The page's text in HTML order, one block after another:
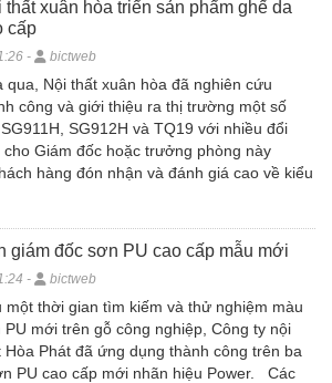
thất xuân hòa triển sản phẩm ghế da
cấp
- bictweb
qua, Nội thất xuân hòa đã nghiên cứu
công và giới thiệu ra thị trường một số
SG912H và TQ19 với nhiều đổi
Giám đốc hoặc trưởng phòng này
hàng đón nhận và đánh giá cao về kiểu
giám đốc sơn PU cao cấp mẫu mới
- bictweb
một thời gian tìm kiếm và thử nghiệm màu
PU mới trên gỗ công nghiệp, Công ty nội
Hòa Phát đã ứng dụng thành công trên ba
PU cao cấp mới nhãn hiệu Power. Các